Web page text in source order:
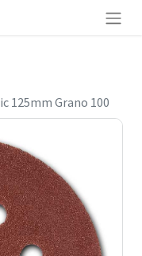
125mm Grano 100